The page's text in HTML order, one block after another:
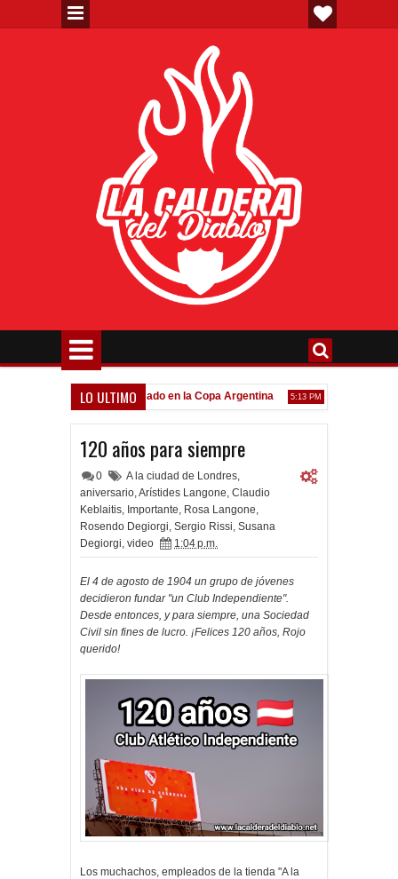
LO ULTIMO
Todo confirmado en la Copa Argentina 5:13 PM Goleada histórica
120 años para siempre
0 A la ciudad de Londres,
aniversario,Arístides Langone, Claudio
Keblaitis, Importante, Rosa Langone,
Rosendo Degiorgi, Sergio Rissi, Susana
Degiorgi, video 1:04 p.m.
El 4 de agosto de 1904 un grupo de jóvenes
decidieron fundar "un Club Independiente".
Desde entonces, y para siempre, una Sociedad
Civil sin fines de lucro. ¡Felices 120 años, Rojo
querido!
Los muchachos, empleados de la tienda "A la